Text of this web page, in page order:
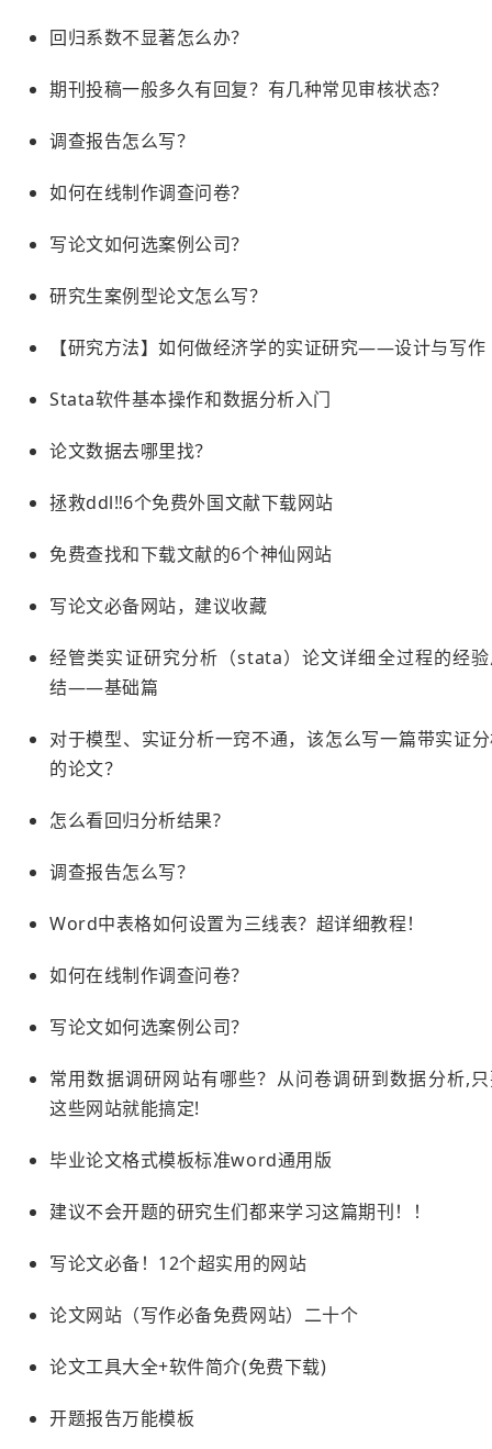
回归系数不显著怎么办？
期刊投稿一般多久有回复？有几种常见审核状态？
调查报告怎么写？
如何在线制作调查问卷？
写论文如何选案例公司？
研究生案例型论文怎么写？
【研究方法】如何做经济学的实证研究——设计与写作
Stata软件基本操作和数据分析入门
论文数据去哪里找？
拯救ddl‼️6个免费外国文献下载网站
免费查找和下载文献的6个神仙网站
写论文必备网站，建议收藏
经管类实证研究分析（stata）论文详细全过程的经
结——基础篇
对于模型、实证分析一窍不通，该怎么写一篇带实证
的论文？
怎么看回归分析结果?
调查报告怎么写？
Word中表格如何设置为三线表？超详细教程！
如何在线制作调查问卷？
写论文如何选案例公司？
常用数据调研网站有哪些？从问卷调研到数据分析,
这些网站就能搞定!
毕业论文格式模板标准word通用版
建议不会开题的研究生们都来学习这篇期刊！！
写论文必备！12个超实用的网站
论文网站（写作必备免费网站）二十个
论文工具大全+软件简介(免费下载)
开题报告万能模板